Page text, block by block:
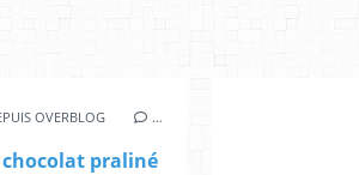
OVERBLOG …
praliné